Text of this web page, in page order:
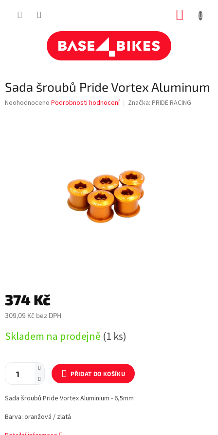
Sada šroubů Pride Vortex Aluminum
Průměrné
Neohodnoceno Podrobnosti hodnocení Značka: PRIDE RACING
374 Kč
309,09 Kč bez DPH
cena:
Skladem na prodejně (1 ks)
PŘIDAT DO KOŠÍKU
Sada šroubů Pride Vortex Aluminium - 6,5mm
Barva: oranžová / zlatá